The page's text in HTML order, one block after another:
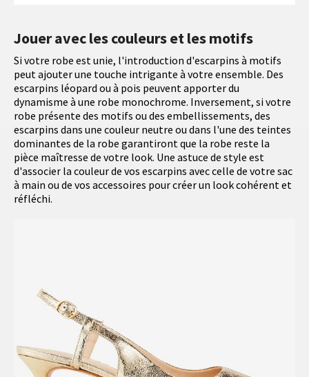
Jouer avec les couleurs et les motifs
Si votre robe est unie, l'introduction d'escarpins à motifs
peut ajouter une touche intrigante à votre ensemble. Des
escarpins léopard ou à pois peuvent apporter du
dynamisme à une robe monochrome. Inversement, si votre
robe présente des motifs ou des embellissements, des
escarpins dans une couleur neutre ou dans l'une des teintes
dominantes de la robe garantiront que la robe reste la
pièce maîtresse de votre look. Une astuce de style est
d'associer la couleur de vos escarpins avec celle de votre sac
à main ou de vos accessoires pour créer un look cohérent et
réfléchi.